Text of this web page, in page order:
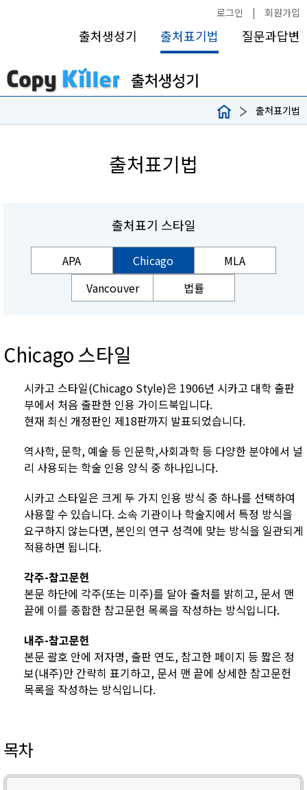
로그인 | 회원가입
출처생성기 출처표기법 질문과답변
출처표기법
출처표기법
출처표기 스타일
APA Chicago
MLA
Vancouver
법률
Chicago 스타일
시카고 스타일(Chicago Style)은 1906년 시카고 대학 출판
부에서 처음 출판한 인용 가이드북입니다.
현재 최신 개정판인 제18판까지 발표되었습니다.
역사학, 문학, 예술 등 인문학,사회과학 등 다양한 분야에서 널
리 사용되는 학술 인용 양식 중 하나입니다.
시카고 스타일은 크게 두 가지 인용 방식 중 하나를 선택하여
사용할 수 있습니다. 소속 기관이나 학술지에서 특정 방식을
요구하지 않는다면, 본인의 연구 성격에 맞는 방식을 일관되게
적용하면 됩니다.
각주-참고문헌
본문 하단에 각주(또는 미주)를 달아 출처를 밝히고, 문서 맨
끝에 이를 종합한 참고문헌 목록을 작성하는 방식입니다.
내주-참고문헌
본문 괄호 안에 저자명, 출판 연도, 참고한 페이지 등 짧은 정
보(내주)만 간략히 표기하고, 문서 맨 끝에 상세한 참고문헌
목록을 작성하는 방식입니다.
목차